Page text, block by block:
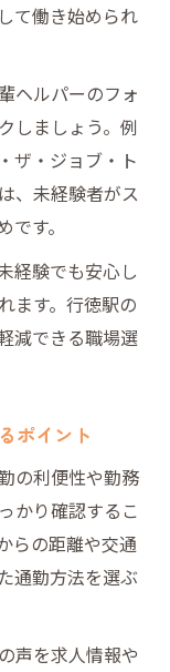
て働き始められ
ヘルパーのフォ
しましょう。例
ザ・ジョブ・ト
、未経験者がス
す。
経験でも安心し
ます。行徳駅の
減できる職場選
ポイント
の利便性や勤務
かり確認するこ
らの距離や交通
通勤方法を選ぶ
声を求人情報や